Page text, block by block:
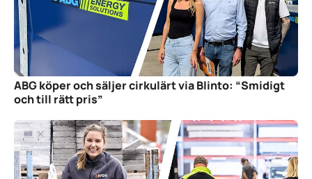
ABG köper och säljer cirkulärt via Blinto: “Smidigt
och till rätt pris”